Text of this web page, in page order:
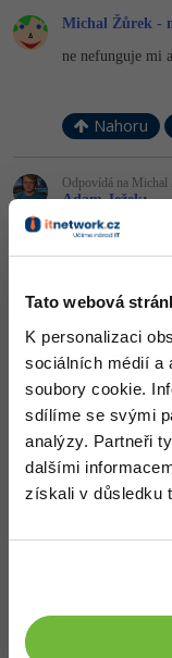
Tato webová
K personalizaci
sociálních médií a
soubory cookie.
sdílíme se svými
analýzy. Partneři
dalšími
získali v důsledku
Fórum
Time
Windows
Fórum
Video
Ostatní
Fórum
Michal Žůrek -
ne nefunguje mi
Nahoru
Odpovídá na Michal
Adam Ježek:
A jak přesouváš
Odpovídá na Adam
Michal Žůrek -
tipnul jsi to
Nahoru